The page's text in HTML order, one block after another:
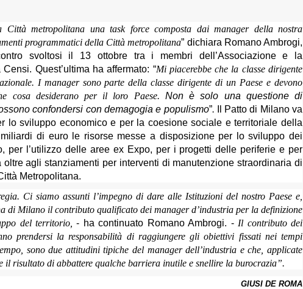
Città metropolitana una task force composta dai manager della nostra
programmatici della Città metropolitana” dichiara Romano Ambrogi,
svoltosi il 13 ottobre tra i membri dell’Associazione e la
Quest’ultima ha affermato: “Mi piacerebbe che la classe dirigente
I manager sono parte della classe dirigente di un Paese e devono
cosa desiderano per il loro Paese. Non è solo una questione di
confondersi con demagogia e populismo”.
Il Patto di Milano va
lo sviluppo economico e per la coesione sociale e territoriale della
di euro le risorse messe a disposizione per lo sviluppo dei
per l’utilizzo delle aree ex Expo, per i progetti delle periferie e per
agli stanziamenti per interventi di manutenzione straordinaria di
Metropolitana.
Ci siamo assunti l’impegno di dare alle Istituzioni del nostro Paese e,
di Milano il contributo qualificato dei manager d’industria per la definizione
del territorio, - ha continuato Romano Ambrogi. - Il contributo dei
prendersi la responsabilità di raggiungere gli obiettivi fissati nei tempi
sono due attitudini tipiche del manager dell’industria e che, applicate
il risultato di abbattere qualche barriera inutile e snellire la burocrazia”.
GIUSI DE ROMA